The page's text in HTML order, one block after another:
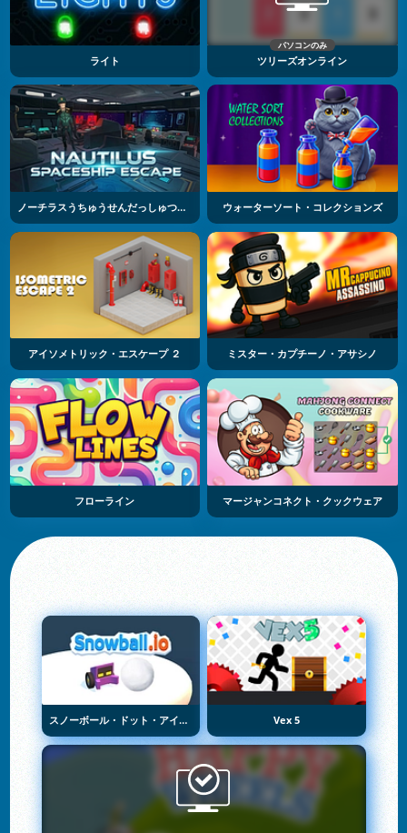
ライト
パソコンのみ
ツリーズオンライン
ノーチラスうちゅうせんだっしゅつパズル ウォーターソート・コレクションズ
アイソメトリック・エスケープ ２ ミスター・カプチーノ・アサシノ
フローライン マージャンコネクト・クックウェア
スノーボール・ドット・アイオー Vex 5